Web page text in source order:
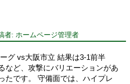
者: ホームページ管理者
グ vs大阪市立 結果は3-1前半
など、攻撃にバリエーションがあ
たです。 守備面では、ハイプレ